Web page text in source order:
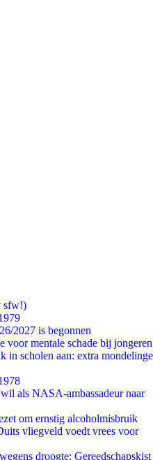
sfw!)
2027 is begonnen
voor mentale schade bij jongeren
in scholen aan: extra mondelinge
als NASA-ambassadeur naar
om ernstig alcoholmisbruik
vliegveld voedt vrees voor
droogte: Gereedschapskist